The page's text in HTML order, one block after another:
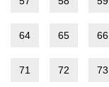
64 65 66
71 72 73